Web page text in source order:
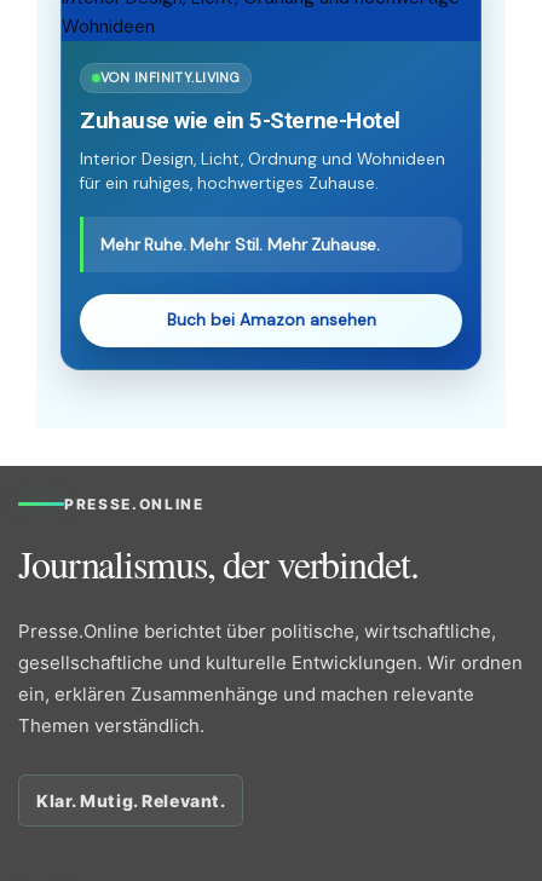
VON INFINITY.LIVING
Zuhause wie ein 5-Sterne-Hotel
Interior Design, Licht, Ordnung und Wohnideen
für ein ruhiges, hochwertiges Zuhause.
Mehr Ruhe. Mehr Stil. Mehr Zuhause.
Buch bei Amazon ansehen
PRESSE.ONLINE
Journalismus, der verbindet.
Presse.Online berichtet über politische, wirtschaftliche,
gesellschaftliche und kulturelle Entwicklungen. Wir ordnen
ein, erklären Zusammenhänge und machen relevante
Themen verständlich.
Klar. Mutig. Relevant.